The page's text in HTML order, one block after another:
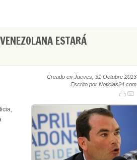
ESTARÁ
Creado en Jueves, 31 Octubre 2013
Escrito por Noticias24.com